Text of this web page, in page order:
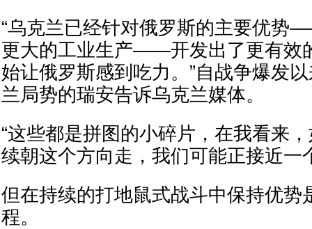
“乌克兰已经针对俄罗斯的主要优势
更大的工业生产——开发出了更有效
始让俄罗斯感到吃力。”自战争爆发
兰局势的瑞安告诉乌克兰媒体。
“这些都是拼图的小碎片，在我看来
续朝这个方向走，我们可能正接近一
但在持续的打地鼠式战斗中保持优势
程。